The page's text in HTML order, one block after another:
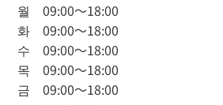
월 09:00～18:00
화 09:00～18:00
수 09:00～18:00
목 09:00～18:00
금 09:00～18:00